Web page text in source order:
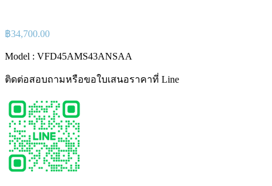
฿34,700.00
Model : VFD45AMS43ANSAA
ติดต่อสอบถามหรือขอใบเสนอราคาที่ Line